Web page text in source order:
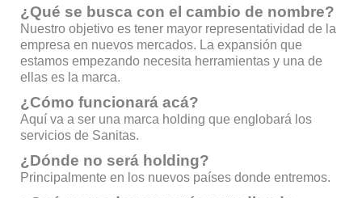
¿Qué se busca con el cambio de nombre?
Nuestro objetivo es tener mayor representatividad de la
empresa en nuevos mercados. La expansión que
estamos empezando necesita herramientas y una de
ellas es la marca.
¿Cómo funcionará acá?
Aquí va a ser una marca holding que englobará los
servicios de Sanitas.
¿Dónde no será holding?
Principalmente en los nuevos países donde entremos.